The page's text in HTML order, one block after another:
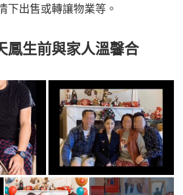
下出售或轉讓物業等。
鳳生前與家人溫馨合